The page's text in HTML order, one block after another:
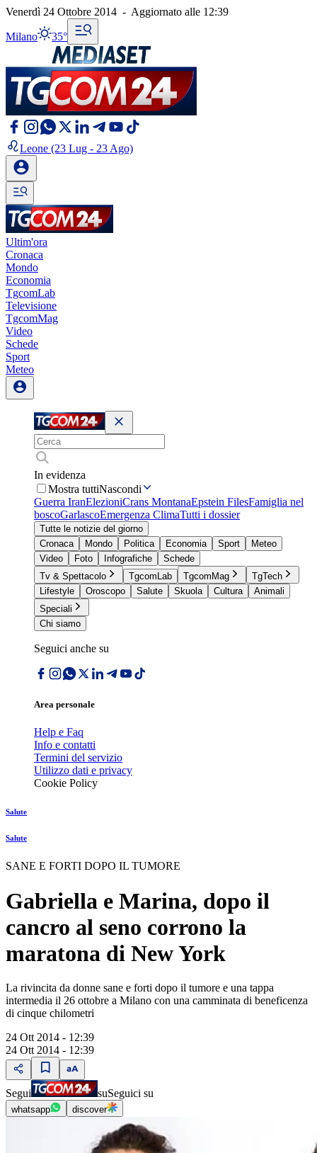
Venerdì 24 Ottobre 2014 - Aggiornato alle 12:39
Milano 35°
Leone (23 Lug - 23 Ago)
Ultim'ora
Cronaca
Mondo
Economia
TgcomLab
Televisione
TgcomMag
Video
Schede
Sport
Meteo
In evidenza
Mostra tuttiNascondi
Guerra IranElezioniCrans MontanaEpstein FilesFamiglia nel
boscoGarlascoEmergenza ClimaTutti i dossier
Tutte le notizie del giorno
Cronaca
Mondo Politica Economia Sport
Meteo
Video
Foto Infografiche
Schede
Tv & Spettacolo
TgcomLab TgcomMag
TgTech
Lifestyle
Oroscopo Salute Skuola Cultura
Animali
Speciali
Chi siamo
Seguici anche su
Area personale
Help e Faq
Info e contatti
Termini del servizio
Utilizzo dati e privacy
Cookie Policy
Salute
Salute
SANE E FORTI DOPO IL TUMORE
Gabriella e Marina, dopo il
cancro al seno corrono la
maratona di New York
La rivincita da donne sane e forti dopo il tumore e una tappa
intermedia il 26 ottobre a Milano con una camminata di beneficenza
di cinque chilometri
24 Ott 2014 - 12:39
24 Ott 2014 - 12:39
Segui suSeguici su
whatsapp discover